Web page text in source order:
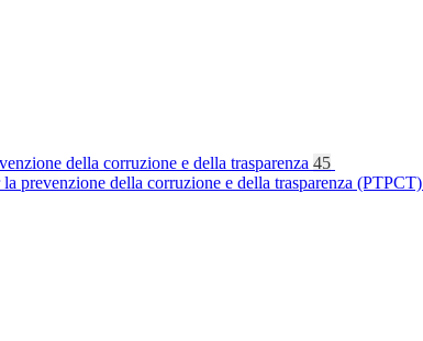
della corruzione e della trasparenza 45
prevenzione della corruzione e della trasparenza (PTPCT)